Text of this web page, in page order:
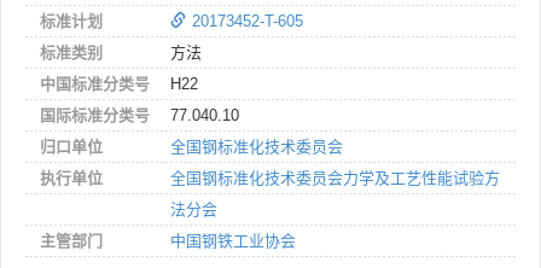
标准计划
20173452-T-605
标准类别
方法
中国标准分类号
H22
国际标准分类号
77.040.10
归口单位
全国钢标准化技术委员会
执行单位
全国钢标准化技术委员会力学及工艺性能试验方
法分会
主管部门
中国钢铁工业协会